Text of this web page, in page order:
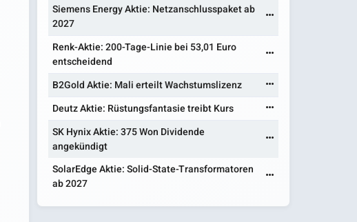
Siemens Energy Aktie: Netzanschlusspaket ab
2027
Renk-Aktie: 200-Tage-Linie bei 53,01 Euro
entscheidend
B2Gold Aktie: Mali erteilt Wachstumslizenz
Deutz Aktie: Rüstungsfantasie treibt Kurs
SK Hynix Aktie: 375 Won Dividende
angekündigt
SolarEdge Aktie: Solid-State-Transformatoren
ab 2027